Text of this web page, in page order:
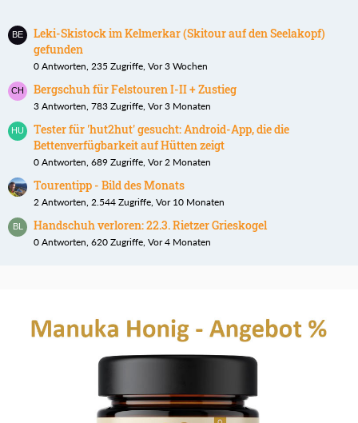
Leki-Skistock im Kelmerkar (Skitour auf den Seelakopf)
gefunden
0 Antworten, 235 Zugriffe, Vor 3 Wochen
Bergschuh für Felstouren I-II + Zustieg
3 Antworten, 783 Zugriffe, Vor 3 Monaten
Tester für 'hut2hut' gesucht: Android-App, die die
Bettenverfügbarkeit auf Hütten zeigt
0 Antworten, 689 Zugriffe, Vor 2 Monaten
Tourentipp - Bild des Monats
2 Antworten, 2.544 Zugriffe, Vor 10 Monaten
Handschuh verloren: 22.3. Rietzer Grieskogel
0 Antworten, 620 Zugriffe, Vor 4 Monaten